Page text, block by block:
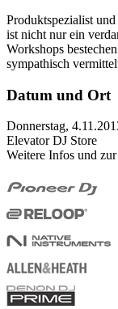
Produktspezialist
ist nicht nur ein
Workshops
sympathisch
Datum und Ort
Donnerstag,
Elevator DJ Store
Weitere Infos und